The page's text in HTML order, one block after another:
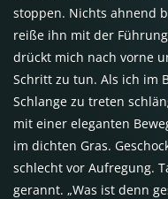
stoppen. Nichts ahnend
reiße ihn mit der
drückt mich nach vorne
Schritt zu tun. Als ich im
Schlange zu treten
mit einer eleganten
im dichten Gras.
schlecht vor Aufregung.
gerannt. „Was ist denn